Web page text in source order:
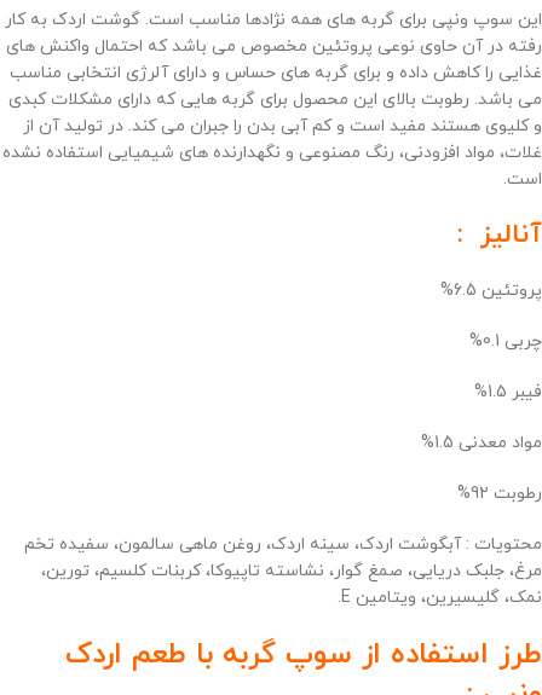
این سوپ ونپی برای گربه های همه نژادها مناسب است. گوشت اردک به کار
رفته در آن حاوی نوعی پروتئین مخصوص می باشد که احتمال واکنش های
غذایی را کاهش داده و برای گربه های حساس و دارای آلرژی انتخابی مناسب
می باشد. رطوبت بالای این محصول برای گربه هایی که دارای مشکلات کبدی
و کلیوی هستند مفید است و کم آبی بدن را جبران می کند. در تولید آن از
غلات، مواد افزودنی، رنگ مصنوعی و نگهدارنده های شیمیایی استفاده نشده
است.
آنالیز :
پروتئین 6.5%
چربی 0.1%
فیبر 1.5%
مواد معدنی 1.5%
رطوبت 92%
محتویات : آبگوشت اردک، سینه اردک، روغن ماهی سالمون، سفیده تخم
مرغ، جلبک دریایی، صمغ گوار، نشاسته تاپیوکا، کربنات کلسیم، تورین،
نمک، گلیسیرین، ویتامین E.
طرز استفاده از سوپ گربه با طعم اردک